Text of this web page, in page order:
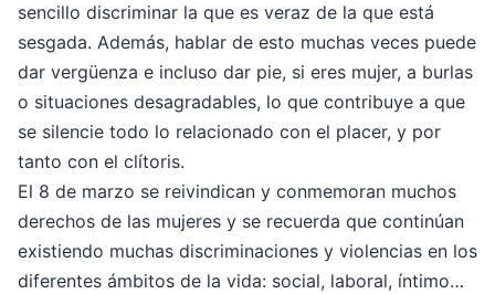
sencillo discriminar la que es veraz de la que está
sesgada. Además, hablar de esto muchas veces puede
dar vergüenza e incluso dar pie, si eres mujer, a burlas
o situaciones desagradables, lo que contribuye a que
se silencie todo lo relacionado con el placer, y por
tanto con el clítoris.
El 8 de marzo se reivindican y conmemoran muchos
derechos de las mujeres y se recuerda que continúan
existiendo muchas discriminaciones y violencias en los
diferentes ámbitos de la vida: social, laboral, íntimo…